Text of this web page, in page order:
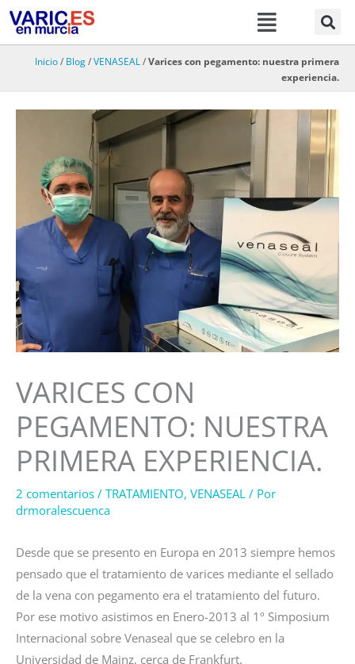
Menú
Inicio/ Blog/VENASEAL /Varices con pegamento: nuestra primera
experiencia.
VARICES CON
PEGAMENTO: NUESTRA
PRIMERA EXPERIENCIA.
2 comentarios / TRATAMIENTO, VENASEAL / Por
drmoralescuenca
Desde que se presento en Europa en 2013 siempre hemos
pensado que el tratamiento de varices mediante el sellado
de la vena con pegamento era el tratamiento del futuro.
Por ese motivo asistimos en Enero-2013 al 1º Simposium
Internacional sobre Venaseal que se celebro en la
Universidad de Mainz, cerca de Frankfurt.